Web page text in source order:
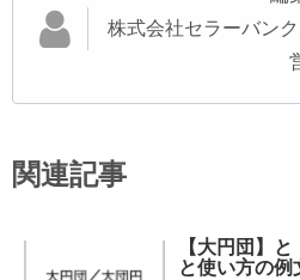
株式会社セラーバン
関連記事
【大円団】
と使い方の例